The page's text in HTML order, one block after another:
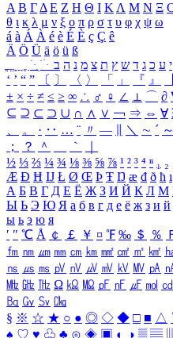
Α Β ΓΔ Ε Ζ Η Θ Ι ΚΛ Μ Ν Ξ
θ ι κ λ μ ν ξ ο π ρ σ τ υ φ χ ψ ω
á à Á À é è É È ç Ç ê
Ä Ö Ü ä ö ü ß
ִֶֹ ֻּ ׁׂ י ע כ ג ד ש ץ ת צ מ נ ה ב
‘ ’ “ ” 〔 〕 〈 〉 「 」 『 』
± × ÷ ≠ ≤ ≥ ∞ ∴ ♂ ♀ ∠ ⊥ ⌒ ∂
⊆ ⊇ ⊂ ⊃ ∪ ∩ ∧ ∨ ￢ ⇒ ⇔ ∀
、
。 · ‥ … ¨ 〃 ― ＼ ∼ ´ ～
；
？ ＾ ｀
½ ⅓ ⅔ ¼ ¾ ⅛ ⅜ ⅝ ⅞ ¹ ² ³ ⁴ ⁿ ₁ ₂
Æ Ð Ħ Ĳ Ł Ø Œ Þ Ŧ Ŋ æ đ ð ħ ı
А Б В Г Д Е Ё Ж З И Й К Л М
Ы Ь Э Ю Я а б в г д е ё ж з и й
ы ь э ю я
′ ″ ℃ Å ￠ ￡ ￥ ¤ ℉ ‰ ＄ ％
㎙ ㎚ ㎛ ㎜ ㎝ ㎞ ㎟ ㎠ ㎡ ㎢
㎱ ㎲ ㎳ ㎴ ㎵ ㎶ ㎷ ㎸ ㎹ ㎀
㎒ ㎓ ㎔ Ω ㏀ ㏁ ㎊ ㎋ ㎌ ㏖ ㏅
㏃ ㏉ ㏜ ㏆
§ ※ ☆ ★ ○ ● ◎ ◇ ◆ □ ■ △
♠ ♡ ♥ ♧ ♣ ⊙ ◈ ▣ ◐ ◑ ▒ ▤